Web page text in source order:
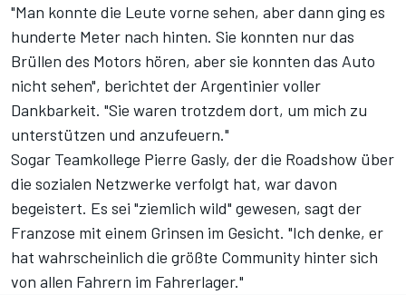
"Man konnte die Leute vorne sehen, aber dann ging es
hunderte Meter nach hinten. Sie konnten nur das
Brüllen des Motors hören, aber sie konnten das Auto
nicht sehen", berichtet der Argentinier voller
Dankbarkeit. "Sie waren trotzdem dort, um mich zu
unterstützen und anzufeuern."
Sogar Teamkollege Pierre Gasly, der die Roadshow über
die sozialen Netzwerke verfolgt hat, war davon
begeistert. Es sei "ziemlich wild" gewesen, sagt der
Franzose mit einem Grinsen im Gesicht. "Ich denke, er
hat wahrscheinlich die größte Community hinter sich
von allen Fahrern im Fahrerlager."